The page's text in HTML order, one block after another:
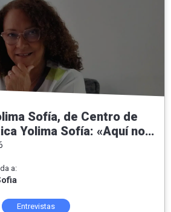
Sofía, de Centro de
Yolima Sofía: «Aquí no
hacemos medicina
real»
a:
Entrevistas